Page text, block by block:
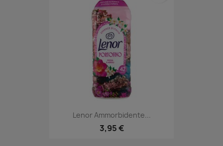
Lenor Ammorbidente...
3,95 €